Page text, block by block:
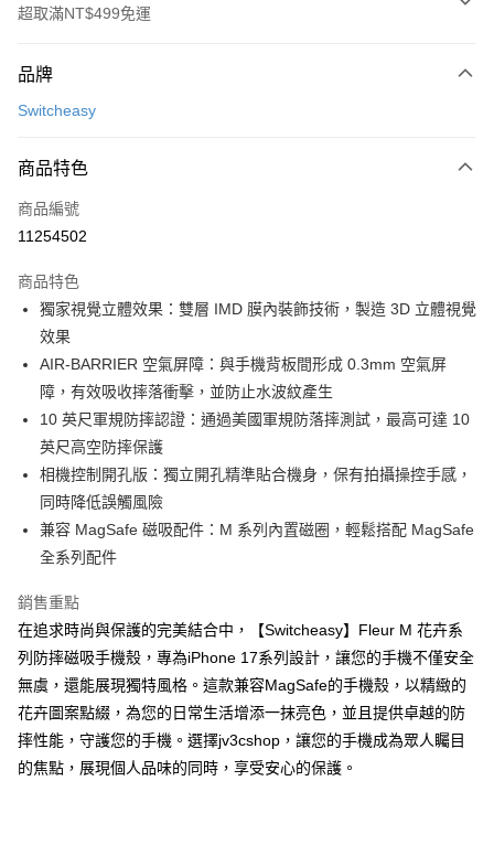
超取滿NT$499免運
信用卡一次付款
LINE Pay
Apple Pay
AFTEE先享後付
相關說明
【關於「AFTEE先享後付」】
AFTEE先享後付是「在收到商品之後才付款」的支付方式。 讓您購物簡單
便利好安心！
１．簡單：不需註冊會員、不需綁卡、不需儲值。
２．便利：只要手機號碼，簡訊認證，即可結帳。
３．安心：先確認商品／服務後，再付款。
【「AFTEE先享後付」結帳流程】
１．於結帳方式選擇「AFTEE先享後付」後，將跳轉至「AFTEE先享後付」
結帳頁面，進行簡訊認證並確認金額後，即可完成結帳。
２．訂單成立數日內，您將收到繳費通知簡訊。
３．收到繳費通知簡訊後14天內，點擊此簡訊中的連結，可透過四大超商／
※ 請注意：結帳手續完成當下不需立刻繳費，但若您需要取消訂單，請聯絡
購買商品的店家。未經商家同意取消之訂單仍視為有效，需透過AFTEE先享
後付繳納相關費用。
※ 交易是否成功請以「AFTEE先享後付 」之結帳頁面顯示為準，若有關於
是否繳費成功／繳費後需取消欲退款等相關疑問，請聯繫「AFTEE先享後付
【注意事項】
１．透過由恩沛科技股份有限公司提供之「AFTEE先享後付」服務完成之交
易，需依本服務之必要範圍內提供個人資料，並將交易相關給付款項請求債
ATM付款
運送方式
全家取貨付款
每筆NT$60，滿NT$499(含以上)免運費
付款後全家取貨
每筆NT$60，滿NT$499(含以上)免運費
7-11取貨付款
每筆NT$60，滿NT$499(含以上)免運費
付款後7-11取貨
每筆NT$60，滿NT$499(含以上)免運費
宅配
每筆NT$80，滿NT$699(含以上)免運費
品牌
Switcheasy
商品特色
商品編號
11254502
商品特色
獨家視覺立體效果：雙層 IMD 膜內裝飾技術，製造 3D 立體視覺
效果
AIR-BARRIER 空氣屏障：與手機背板間形成 0.3mm 空氣屏
障，有效吸收摔落衝擊，並防止水波紋產生
10 英尺軍規防摔認證：通過美國軍規防落摔測試，最高可達 10
英尺高空防摔保護
相機控制開孔版：獨立開孔精準貼合機身，保有拍攝操控手感，
同時降低誤觸風險
兼容 MagSafe 磁吸配件：M 系列內置磁圈，輕鬆搭配 MagSafe
全系列配件
銷售重點
在追求時尚與保護的完美結合中，【Switcheasy】Fleur M 花卉系
列防摔磁吸手機殼，專為iPhone 17系列設計，讓您的手機不僅安全
無虞，還能展現獨特風格。這款兼容MagSafe的手機殼，以精緻的
花卉圖案點綴，為您的日常生活增添一抹亮色，並且提供卓越的防
摔性能，守護您的手機。選擇jv3cshop，讓您的手機成為眾人矚目
的焦點，展現個人品味的同時，享受安心的保護。